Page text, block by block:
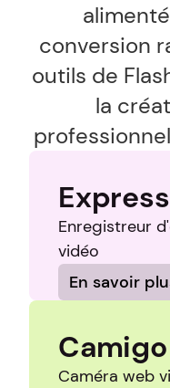
conversion
outils de
la
Express
Enregistreur
vidéo
En savoir
Camigo
Caméra web